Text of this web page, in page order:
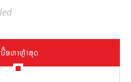
ນື້ອຫາຫຼ້າສຸດ